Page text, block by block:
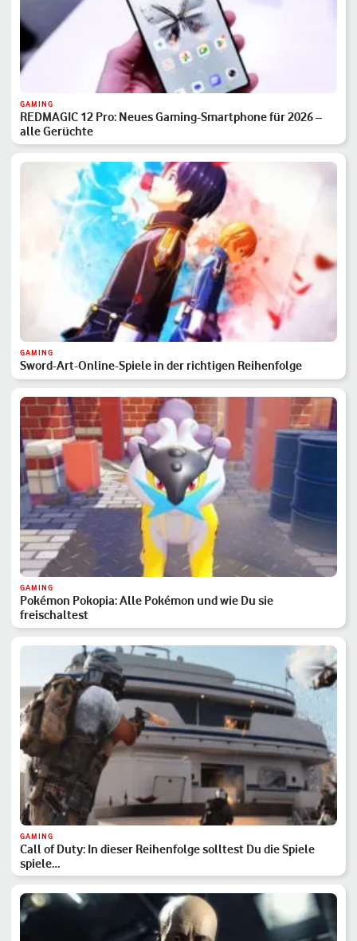
GAMING
REDMAGIC 12 Pro: Neues Gaming-Smartphone für 2026 –
alle Gerüchte
GAMING
Sword-Art-Online-Spiele in der richtigen Reihenfolge
GAMING
Pokémon Pokopia: Alle Pokémon und wie Du sie
freischaltest
GAMING
Call of Duty: In dieser Reihenfolge solltest Du die Spiele
spiele…